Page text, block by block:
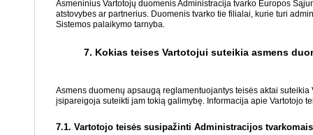
Asmeninius Vartotojų duomenis Administracija tvarko Europos
atstovybes ar partnerius. Duomenis tvarko tie filialai, kurie turi
Sistemos palaikymo tarnyba.
7. Kokias teises Vartotojui suteikia asmens
Asmens duomenų apsaugą reglamentuojantys teisės aktai
įsipareigoja suteikti jam tokią galimybę. Informacija apie Vartotojo
7.1. Vartotojo teisės susipažinti Administracijos